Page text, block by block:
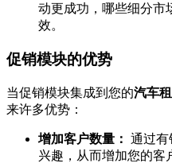
动更成功，哪些细分市
效。
促销模块的优势
当促销模块集成到您的汽车
来许多优势：
增加客户数量： 通过有
兴趣，从而增加您的客